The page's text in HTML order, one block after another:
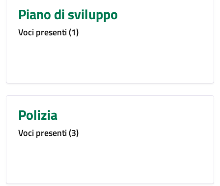
Piano di sviluppo
Voci presenti (1)
Polizia
Voci presenti (3)